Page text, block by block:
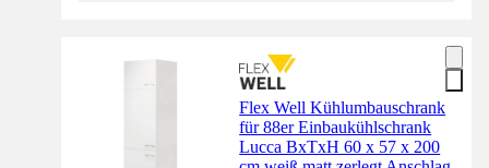
Flex Well Kühlumbauschrank
für 88er Einbaukühlschrank
Lucca BxTxH 60 x 57 x 200